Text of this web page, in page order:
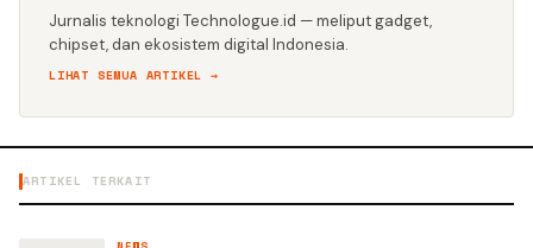
Jurnalis teknologi Technologue.id — meliput gadget,
chipset, dan ekosistem digital Indonesia.
LIHAT SEMUA ARTIKEL →
ARTIKEL TERKAIT